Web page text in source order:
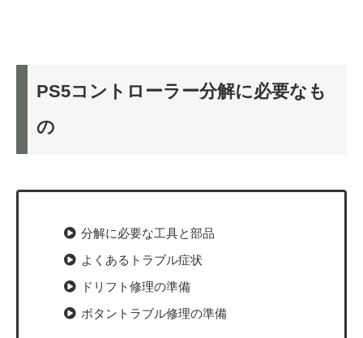
PS5コントローラー分解に必要なも
の
分解に必要な工具と部品
よくあるトラブル症状
ドリフト修理の準備
ボタントラブル修理の準備